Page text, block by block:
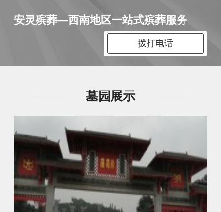
安灵殡葬—西南地区一站式殡葬服务
拨打电话
墓园展示